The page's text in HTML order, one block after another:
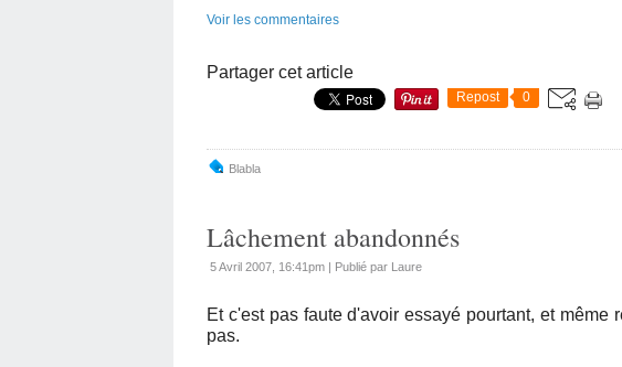
Voir les commentaires
Partager cet article
Repost 0
Blabla
Lâchement abandonnés
5 Avril 2007, 16:41pm | Publié par Laure
Et c'est pas faute d'avoir essayé pourtant, et même
pas.